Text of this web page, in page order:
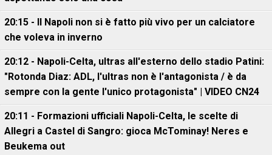
20:15 - Il Napoli non si è fatto più vivo per un calciatore
che voleva in inverno
20:12 - Napoli-Celta, ultras all'esterno dello stadio Patini:
"Rotonda Diaz: ADL, l'ultras non è l'antagonista / è da
sempre con la gente l'unico protagonista" | VIDEO CN24
20:11 - Formazioni ufficiali Napoli-Celta, le scelte di
Allegri a Castel di Sangro: gioca McTominay! Neres e
Beukema out